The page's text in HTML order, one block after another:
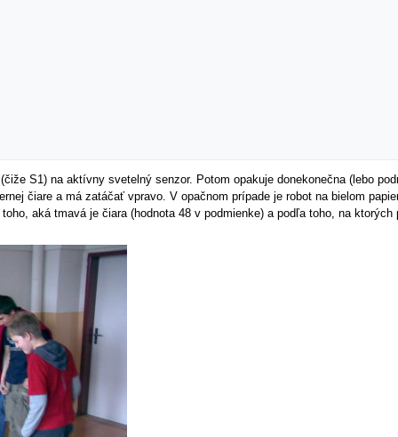
S1) na aktívny svetelný senzor. Potom opakuje donekonečna (lebo
čiare a má zatáčať vpravo. V opačnom prípade je robot na bielom
aká tmavá je čiara (hodnota 48 v podmienke) a podľa toho, na